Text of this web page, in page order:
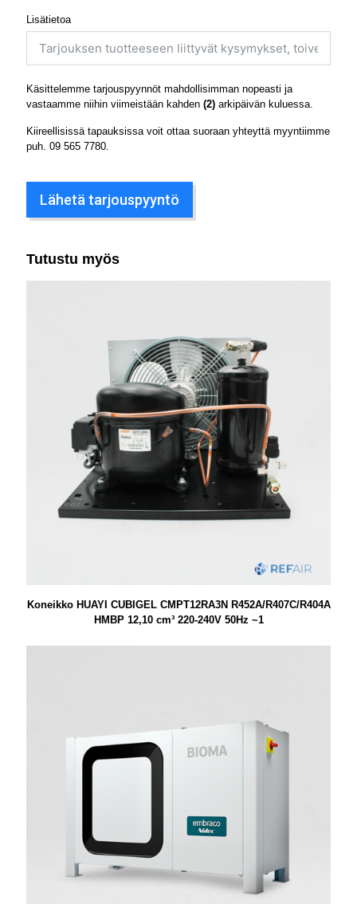
Lisätietoa
Käsittelemme tarjouspyynnöt mahdollisimman nopeasti ja
vastaamme niihin viimeistään kahden (2) arkipäivän kuluessa.
Kiireellisissä tapauksissa voit ottaa suoraan yhteyttä myyntiimme
puh. 09 565 7780
Lähetä tarjouspyyntö
Tutustu myös
Koneikko HUAYI CUBIGEL CMPT12RA3N R452A/R407C/R404A
HMBP 12,10 cm³ 220-240V 50Hz ~1